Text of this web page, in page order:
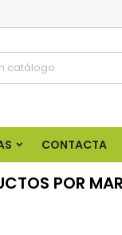
CONTACTA
POR